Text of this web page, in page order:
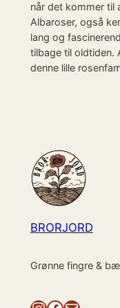
når det kommer til
Albaroser, også
lang og
tilbage til oldtiden.
denne lille
BRORJORD
Grønne fingre &